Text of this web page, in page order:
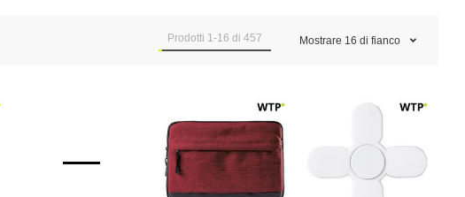
Prodotti 1 -16 di 457 Mostrare 16 di fianco